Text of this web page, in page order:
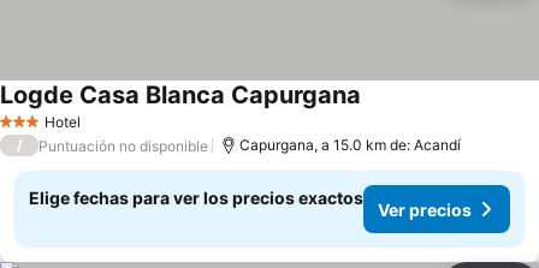
3 Estrellas
Hotel
Logde Casa Blanca Capurgana
/ Puntuación no disponible Capurgana, a 15.0 km de: Acandí
Elige fechas para ver los precios exactos
Ver precios